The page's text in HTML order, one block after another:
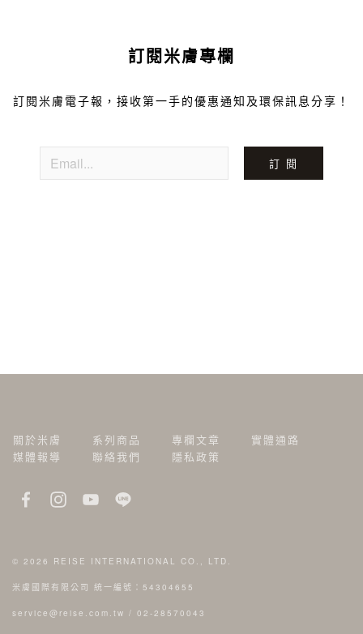
訂閱米膚專欄
訂閱米膚電子報，接收第一手的優惠通知及環保訊息分享！
訂 閱
關於米膚 系列商品 專欄文章
實體通路
媒體報導
聯絡我們 隱私政策
© 2026 REISE INTERNATIONAL CO., LTD.
米膚國際有限公司 統一編號：54304655
service@reise.com.tw / 02-28570043